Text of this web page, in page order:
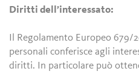
Diritti dell’interessato:
Il Regolamento Europeo
personali conferisce agli
diritti. In particolare può